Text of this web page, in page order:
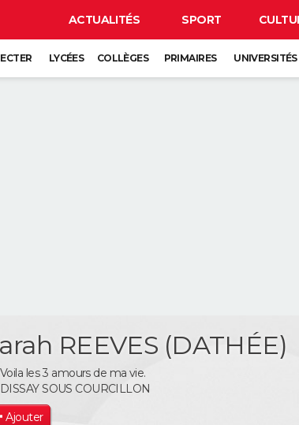
ACTUALITÉS SPORT
LYCÉES COLLÈGES PRIMAIRES UNIVERSITÉS
REEVES (DATHÉE)
Voila les 3 amours de ma vie.
DISSAY SOUS COURCILLON
Ajouter